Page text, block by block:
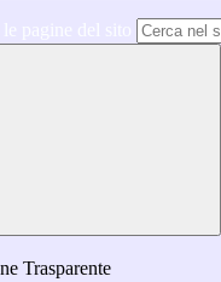
Trasparente